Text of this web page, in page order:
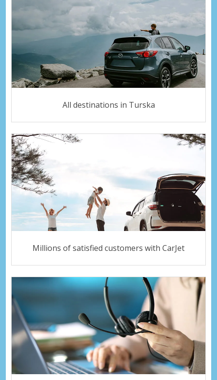
All destinations in Turska
Millions of satisfied customers with CarJet